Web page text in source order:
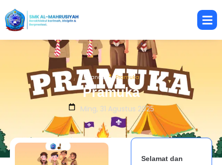
Beranda Pramuka
Pramuka
Ming, 31 Agustus 2025
Selamat dan